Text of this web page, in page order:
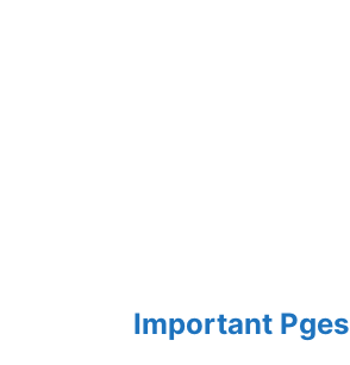
Important Pges